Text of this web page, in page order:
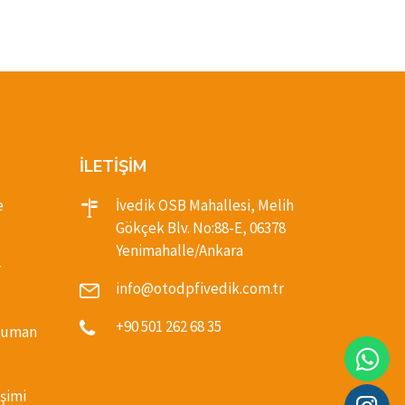
İLETİŞİM
İvedik OSB Mahallesi, Melih
Gökçek Blv. No:88-E, 06378
Yenimahalle/Ankara
info@otodpfivedik.com.tr
+90 501 262 68 35